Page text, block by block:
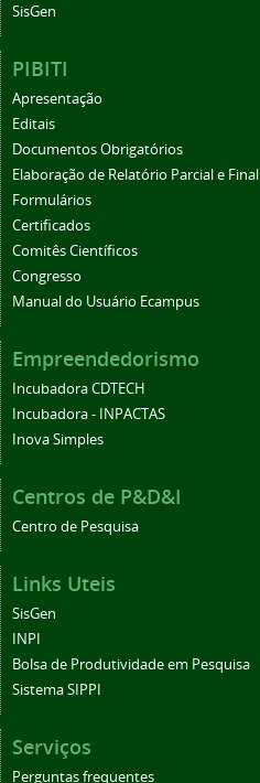
SisGen
PIBITI
Apresentação
Editais
Documentos Obrigatórios
Elaboração de Relatório Parcial e Final
Formulários
Certificados
Comitês Científicos
Congresso
Manual do Usuário Ecampus
Empreendedorismo
Incubadora CDTECH
Incubadora - INPACTAS
Inova Simples
Centros de P&D&I
Centro de Pesquisa
Links Uteis
SisGen
INPI
Bolsa de Produtividade em Pesquisa
Sistema SIPPI
Serviços
Perguntas frequentes